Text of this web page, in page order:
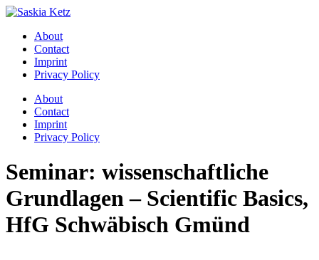
Zum
springenAbout
Contact
Imprint
Privacy Policy
Menü
About
Contact
Imprint
Privacy Policy
Seminar: wissenschaftliche
Grundlagen – Scientific Basics,
HfG Schwäbisch Gmünd